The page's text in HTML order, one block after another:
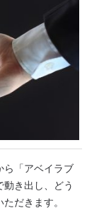
ら「アベイラブ
き出し、どう
だきます。